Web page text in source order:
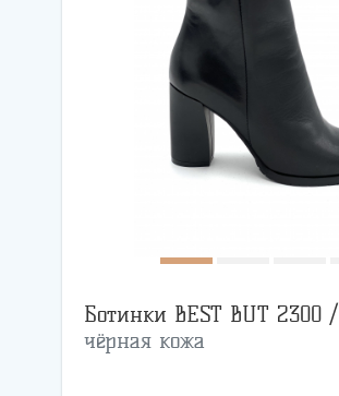
Ботинки BEST BUT 2300 /
чёрная кожа